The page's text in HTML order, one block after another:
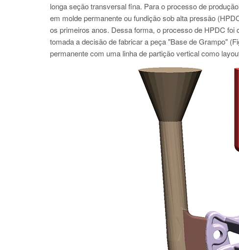
longa seção transversal fina. Para o processo de
em molde permanente ou fundição sob alta pressão
os primeiros anos. Dessa forma, o processo de HPDC
tomada a decisão de fabricar a peça "Base de Grampo"
permanente com uma linha de partição vertical como